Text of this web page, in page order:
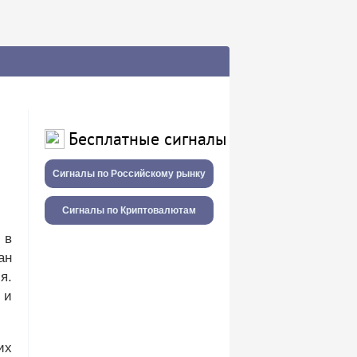
в
и
Бесплатные сигналы
Сигналы по Российскому рынку
Сигналы по Криптовалютам